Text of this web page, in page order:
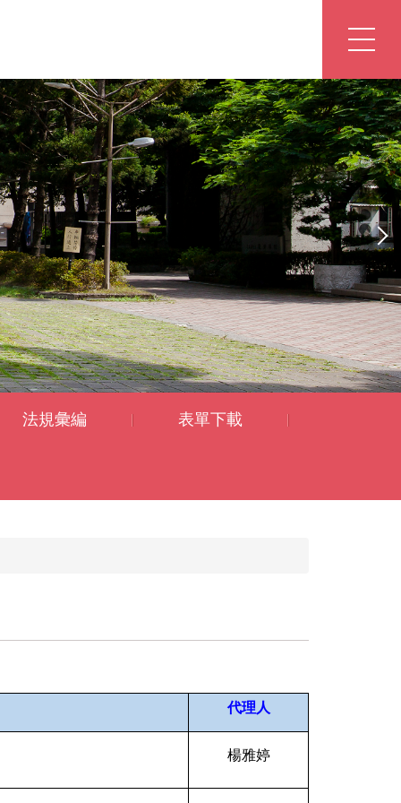
法規彙編 表單下載
代理人
楊雅婷